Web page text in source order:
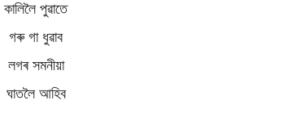
কালিলৈ পুৱাতে
গৰু গা ধুৱাব
লগৰ সমনীয়া
ঘাতলৈ আহিব